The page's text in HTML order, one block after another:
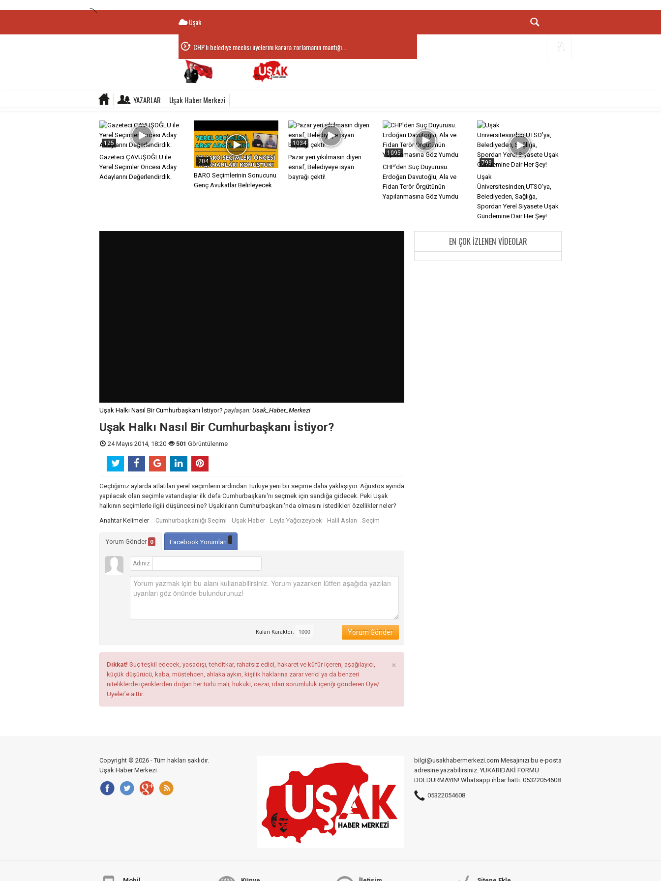
Uşak
CHP'li belediye meclisi üyelerini karara zorlamanın mantığı...
Belediye Başkanı Hatice Terekeci Özkan’dan Kayaağıl Termal Tesisler’e...
YAZARLAR Uşak Haber Merkezi
125
Gazeteci ÇAVUŞOĞLU ile
Yerel Seçimler Öncesi Aday
Adaylarını Değerlendirdik.
204
BARO Seçimlerinin Sonucunu
Genç Avukatlar Belirleyecek
1034
Pazar yeri yıkılmasın diyen
esnaf, Belediyeye isyan
bayrağı çekti!
1095
CHP'den Suç Duyurusu.
Erdoğan Davutoğlu, Ala ve
Fidan Terör Örgütünün
Yapılanmasına Göz Yumdu
799
Uşak
Üniversitesinden,UTSO'ya,
Belediyeden, Sağlığa,
Spordan Yerel Siyasete Uşak
Gündemine Dair Her Şey!
Uşak Halkı Nasıl Bir Cumhurbaşkanı İstiyor? paylaşan: Usak_Haber_Merkezi
Uşak Halkı Nasıl Bir Cumhurbaşkanı İstiyor?
24 Mayıs 2014, 18:20 501 Görüntülenme
Geçtiğimiz aylarda atlatılan yerel seçimlerin ardından Türkiye yeni bir seçime daha yaklaşıyor. Ağustos ayında
yapılacak olan seçimle vatandaşlar ilk defa Cumhurbaşkanı'nı seçmek için sandığa gidecek. Peki Uşak
halkının seçimlerle ilgili düşüncesi ne? Uşaklıların Cumhurbaşkanı'nda olmasını istedikleri özellikler neler?
Anahtar Kelimeler
Cumhurbaşkanlığı Seçimi Uşak Haber Leyla Yağcızeybek Halil Aslan Seçim
Yorum Gönder 0 Facebook Yorumları
Adınız
Yorum Gönder
Kalan Karakter:
×
Dikkat! Suç teşkil edecek, yasadışı, tehditkar, rahatsız edici, hakaret ve küfür içeren, aşağılayıcı,
küçük düşürücü, kaba, müstehcen, ahlaka aykırı, kişilik haklarına zarar verici ya da benzeri
niteliklerde içeriklerden doğan her türlü mali, hukuki, cezai, idari sorumluluk içeriği gönderen Üye/
Üyeler’e aittir.
EN ÇOK İZLENEN VIDEOLAR
Copyright © 2026 - Tüm hakları saklıdır.
Uşak Haber Merkezi
bilgi@usakhabermerkezi.com Mesajınızı bu e-posta
adresine yazabilirsiniz. YUKARIDAKİ FORMU
DOLDURMAYIN! Whatsapp ihbar hattı: 05322054608
05322054608